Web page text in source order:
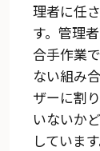
理者に任
す。管理
合手作業
ない組み
ザーに割
いないか
していま